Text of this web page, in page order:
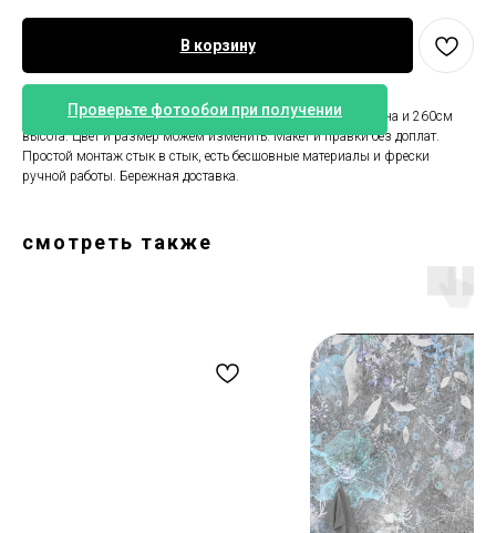
Проверьте фотообои при получении
В корзину
Фотообои с картой мира. Стандартный размер 400см ширина и 260см
высота. Цвет и размер можем изменить. Макет и правки без доплат.
Простой монтаж стык в стык, есть бесшовные материалы и фрески
ручной работы. Бережная доставка.
смотреть также